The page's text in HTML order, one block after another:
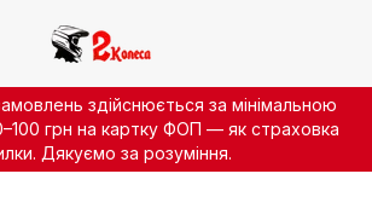
здійснюється за мінімальною
грн на картку ФОП — як страховка
Дякуємо за розуміння.